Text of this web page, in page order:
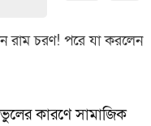
কারণে সামাজিক